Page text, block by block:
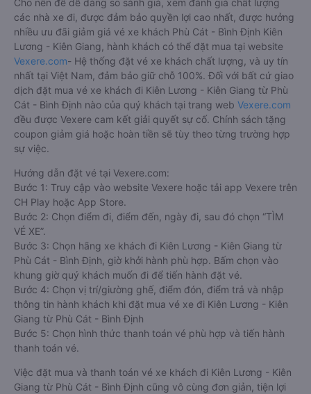
các nhà xe đi, được đảm bảo quyền lợi cao nhất, được hưởng
nhiều ưu đãi giảm giá vé xe khách Phù Cát - Bình Định Kiên
Lương - Kiên Giang, hành khách có thể đặt mua tại website
Vexere.com- Hệ thống đặt vé xe khách chất lượng, và uy tín
nhất tại Việt Nam, đảm bảo giữ chỗ 100%. Đối với bất cứ giao
dịch đặt mua vé xe khách đi Kiên Lương - Kiên Giang từ Phù
Cát - Bình Định nào của quý khách tại trang web Vexere.com
đều được Vexere cam kết giải quyết sự cố. Chính sách tặng
coupon giảm giá hoặc hoàn tiền sẽ tùy theo từng trường hợp
sự việc.
Hướng dẫn đặt vé tại Vexere.com:
Bước 1: Truy cập vào website Vexere hoặc tải app Vexere trên
CH Play hoặc App Store.
Bước 2: Chọn điểm đi, điểm đến, ngày đi, sau đó chọn “TÌM
VÉ XE”.
Bước 3: Chọn hãng xe khách đi Kiên Lương - Kiên Giang từ
Phù Cát - Bình Định, giờ khởi hành phù hợp. Bấm chọn vào
khung giờ quý khách muốn đi để tiến hành đặt vé.
Bước 4: Chọn vị trí/giường ghế, điểm đón, điểm trả và nhập
thông tin hành khách khi đặt mua vé xe đi Kiên Lương - Kiên
Giang từ Phù Cát - Bình Định
Bước 5: Chọn hình thức thanh toán vé phù hợp và tiến hành
thanh toán vé.
Việc đặt mua và thanh toán vé xe khách đi Kiên Lương - Kiên
Giang từ Phù Cát - Bình Định cũng vô cùng đơn giản, tiện lợi